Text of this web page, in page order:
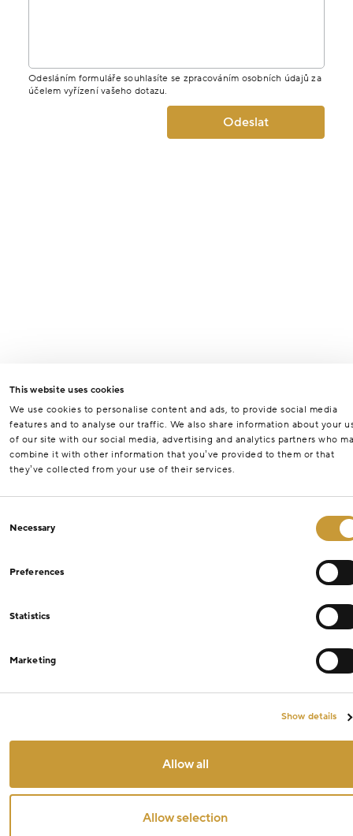
This website uses cookies
We use cookies to personalise content and ads, to provide social media
features and to analyse our traffic. We also share information about your
of our site with our social media, advertising and analytics partners who
combine it with other information that you’ve provided to them or that
they’ve collected from your use of their services.
Selection
Necessary
Preferences
Statistics
Marketing
Show details
Allow all
Allow selection
Odesláním formuláře souhlasíte se zpracováním osobních údajů za
účelem vyřízení vašeho dotazu.
Odeslat